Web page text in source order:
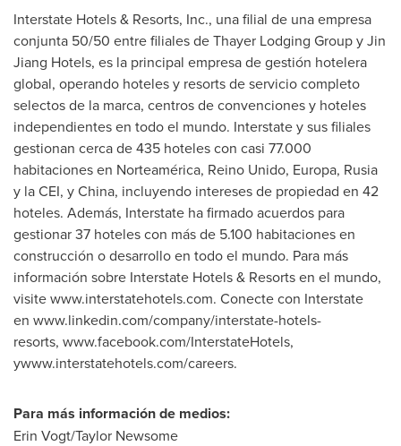
Interstate Hotels & Resorts, Inc., una filial de una empresa
conjunta 50/50 entre filiales de Thayer Lodging Group y Jin
Jiang Hotels, es la principal empresa de gestión hotelera
global, operando hoteles y resorts de servicio completo
selectos de la marca, centros de convenciones y hoteles
independientes en todo el mundo. Interstate y sus filiales
gestionan cerca de 435 hoteles con casi 77.000
habitaciones en Norteamérica, Reino Unido, Europa, Rusia
y la CEI, yChina, incluyendo intereses de propiedad en 42
hoteles. Además, Interstate ha firmado acuerdos para
gestionar 37 hoteles con más de 5.100 habitaciones en
construcción o desarrollo en todo el mundo. Para más
información sobre Interstate Hotels & Resorts en el mundo,
visite www.interstatehotels.com. Conecte con Interstate
en www.linkedin.com/company/interstate-hotels-
resorts, www.facebook.com/InterstateHotels,
ywww.interstatehotels.com/careers.
Para más información de medios:
Erin Vogt/Taylor Newsome